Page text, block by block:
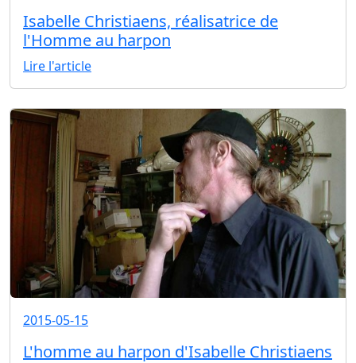
Isabelle Christiaens, réalisatrice de
l'Homme au harpon
Lire l'article
2015-05-15
L'homme au harpon d'Isabelle Christiaens